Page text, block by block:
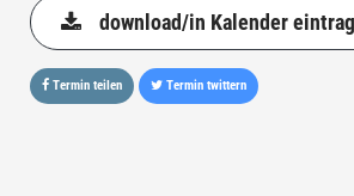
download/in Kalender
Termin teilen Termin twittern